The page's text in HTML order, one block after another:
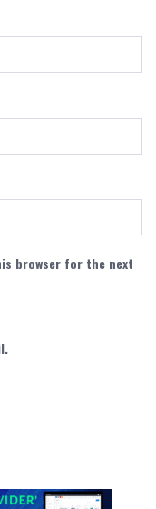
browser for the next